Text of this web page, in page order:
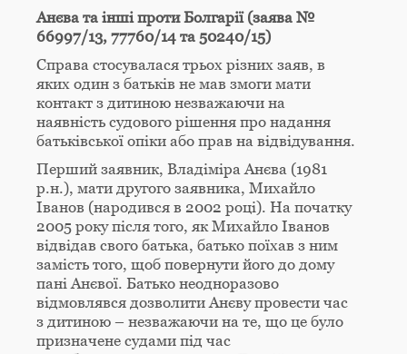
Анєва та інші проти Болгарії (заява №
66997/13, 77760/14 та 50240/15)
Справа стосувалася трьох різних заяв, в
яких один з батьків не мав змоги мати
контакт з дитиною незважаючи на
наявність судового рішення про надання
батьківської опіки або прав на відвідування.
Перший заявник, Владіміра Анєва (1981
р.н.), мати другого заявника, Михайло
Іванов (народився в 2002 році). На початку
2005 року після того, як Михайло Іванов
відвідав свого батька, батько поїхав з ним
замість того, щоб повернути його до дому
пані Анєвої. Батько неодноразово
відмовлявся дозволити Анєву провести час
з дитиною – незважаючи на те, що це було
призначене судами під час